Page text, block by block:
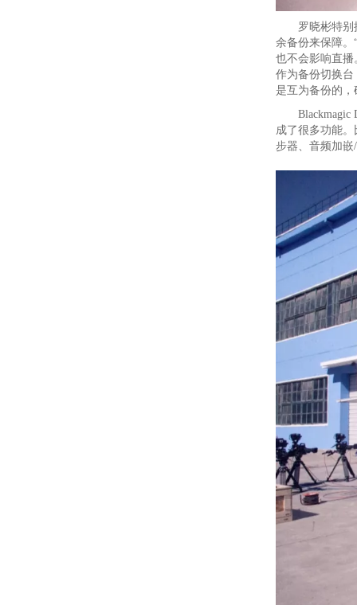
罗晓彬特
余备份来保障。
也不会影响直播
作为备份切换台
是互为备份的，
Blackmagic
成了很多功能
步器、音频加